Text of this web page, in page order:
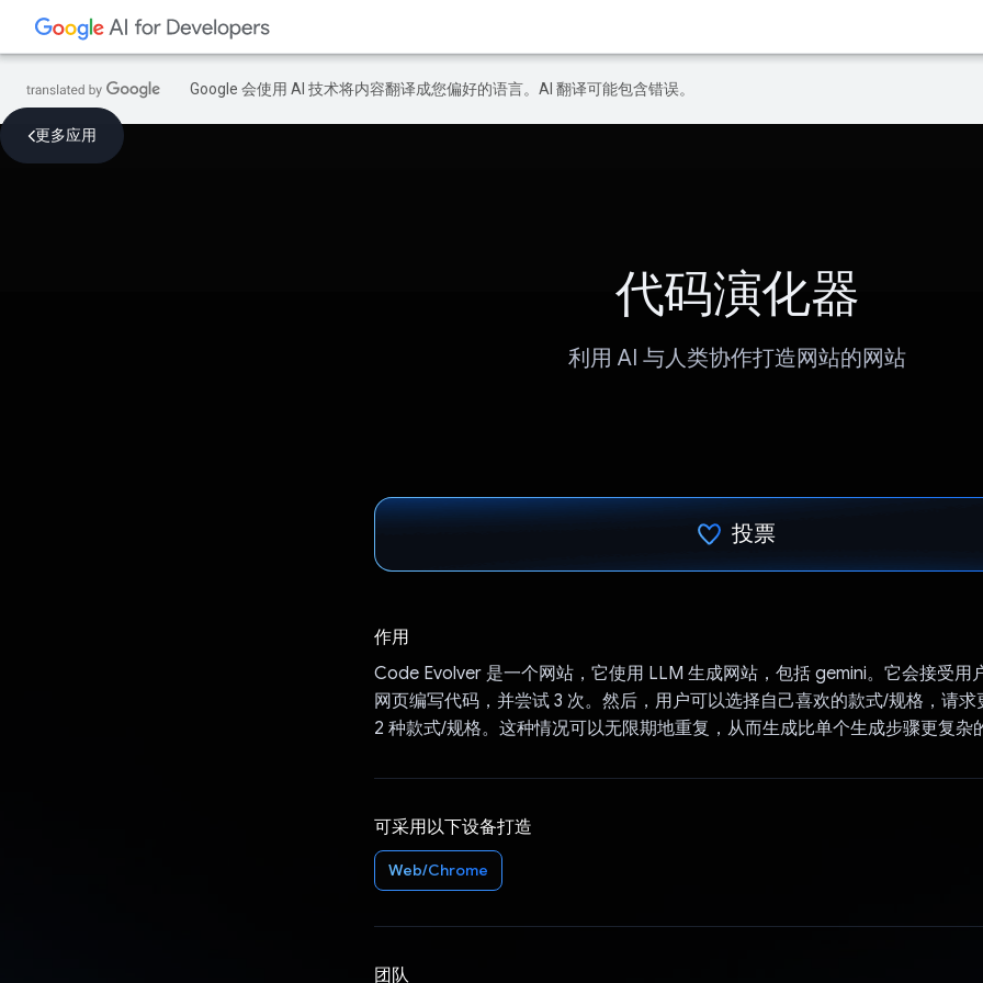
Google 会使用 AI 技术将内容翻译成您偏好的语言。AI 翻译可能包含错误。
更多应用
代码演化器
利用 AI 与人类协作打造网站的网站
投票
作用
Code Evolver 是一个网站，它使用 LLM 生成网站，包括 gemini。它会接受用
网页编写代码，并尝试 3 次。然后，用户可以选择自己喜欢的款式/规格，请
2 种款式/规格。这种情况可以无限期地重复，从而生成比单个生成步骤更复杂
可采用以下设备打造
Web/Chrome
团队